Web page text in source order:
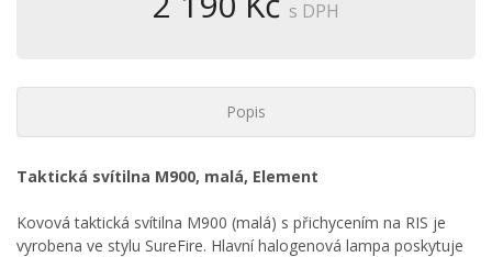
s DPH
Popis
Taktická svítilna M900, malá, Element
Kovová taktická svítilna M900 (malá) s přichycením na RIS je
vyrobena ve stylu SureFire. Hlavní halogenová lampa poskytuje